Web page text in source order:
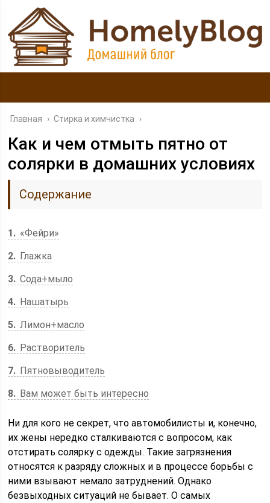
Главная › Стирка и химчистка ›
Как и чем отмыть пятно от
солярки в домашних условиях
Содержание
1
«Фейри»
2
Глажка
3 Сода+мыло
4
Нашатырь
5 Лимон+масло
6
Растворитель
7
Пятновыводитель
8
Вам может быть интересно
Ни для кого не секрет, что автомобилисты и, конечно,
их жены нередко сталкиваются с вопросом, как
отстирать солярку с одежды. Такие загрязнения
относятся к разряду сложных и в процессе борьбы с
ними взывают немало затруднений. Однако
безвыходных ситуаций не бывает. О самых